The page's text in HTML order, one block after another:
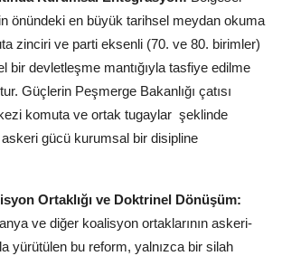
önündeki en büyük tarihsel meydan okuma
zinciri ve parti eksenli (70. ve 80. birimler)
bir devletleşme mantığıyla tasfiye edilme
Güçlerin Peşmerge Bakanlığı çatısı
komuta ve ortak tugaylar şeklinde
gücü kurumsal bir disipline
Ortaklığı ve Doktrinel Dönüşüm:
ve diğer koalisyon ortaklarının askeri-
yürütülen bu reform, yalnızca bir silah